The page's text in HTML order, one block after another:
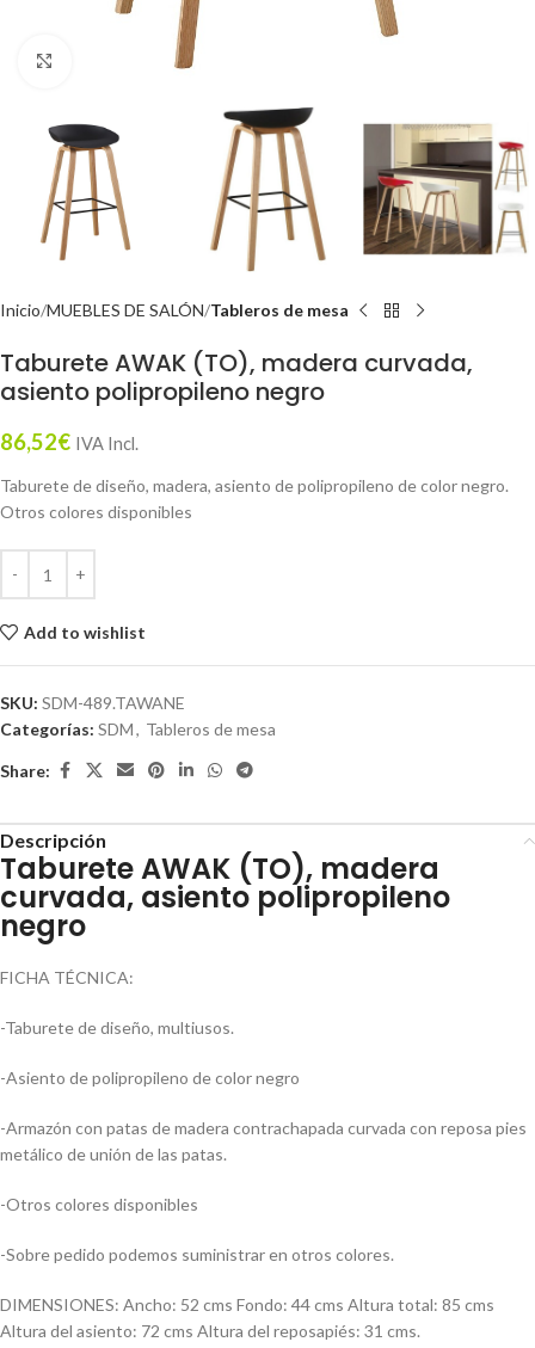
Click to enlarge
Inicio MUEBLES DE SALÓN Tableros de mesa
Taburete AWAK (TO), madera curvada,
asiento polipropileno negro
86,52€ IVA Incl.
Taburete de diseño, madera, asiento de polipropileno de color negro.
Otros colores disponibles
Add to wishlist
SKU: SDM-489.TAWANE
Categorías: SDM, Tableros de mesa
Share:
Descripción
Taburete AWAK (TO), madera
curvada, asiento polipropileno
negro
FICHA TÉCNICA:
-Taburete de diseño, multiusos.
-Asiento de polipropileno de color negro
-Armazón con patas de madera contrachapada curvada con reposa pies
metálico de unión de las patas.
-Otros colores disponibles
-Sobre pedido podemos suministrar en otros colores.
DIMENSIONES: Ancho: 52 cms Fondo: 44 cms Altura total: 85 cms
Altura del asiento: 72 cms Altura del reposapiés: 31 cms.